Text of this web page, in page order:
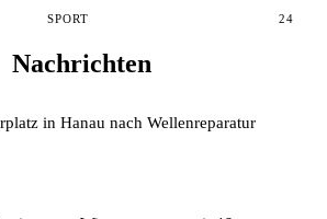
SPORT
24
Nachrichten
in Hanau nach Wellenreparatur